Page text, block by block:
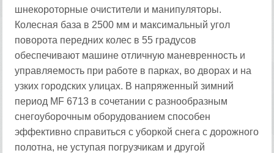
шнекороторные очистители и манипуляторы.
Колесная база в 2500 мм и максимальный угол
поворота передних колес в 55 градусов
обеспечивают машине отличную маневренность и
управляемость при работе в парках, во дворах и на
узких городских улицах. В напряженный зимний
период MF 6713 в сочетании с разнообразным
снегоуборочным оборудованием способен
эффективно справиться с уборкой снега с дорожного
полотна, не уступая погрузчикам и другой